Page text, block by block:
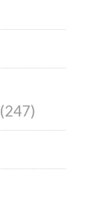
(247)